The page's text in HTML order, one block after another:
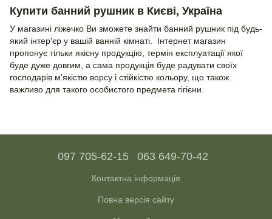
Купити банний рушник в Києві, Україна
У магазині ліжечко Ви зможете знайти банний рушник під будь-
який інтер'єр у вашій ванній кімнаті. Інтернет магазин
пропонує тільки якісну продукцію, термін експлуатації якої
буде дуже довгим, а сама продукція буде радувати своїх
господарів м'якістю ворсу і стійкістю кольору, що також
важливо для такого особистого предмета гігієни.
097 705-62-15 063 649-70-42
Контактна інформація
Повна версія сайту